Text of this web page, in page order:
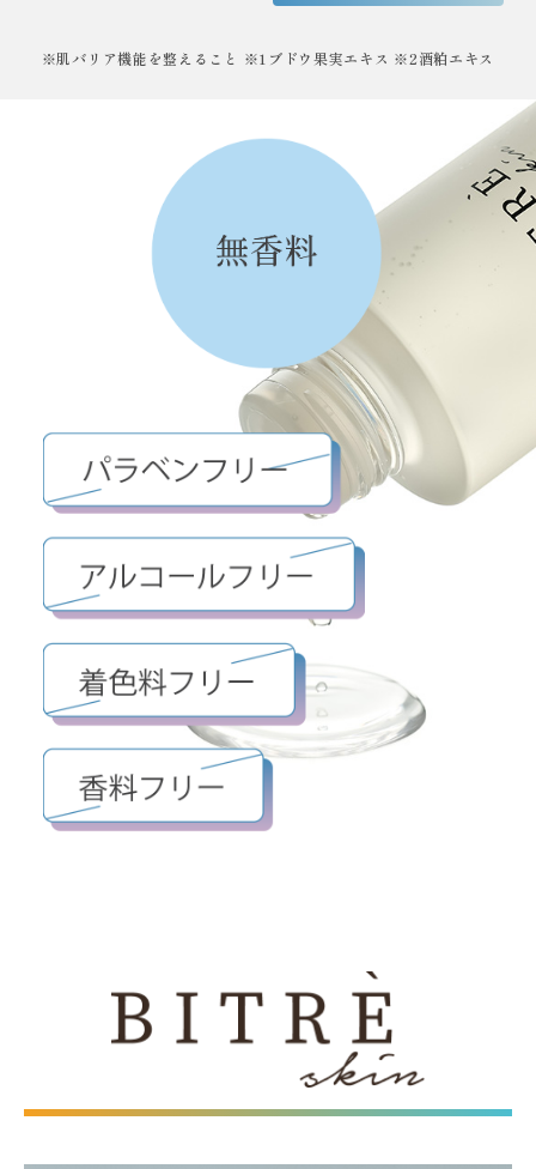
※肌バリア機能を整えること ※1ブドウ果実エキス ※2酒粕エキス